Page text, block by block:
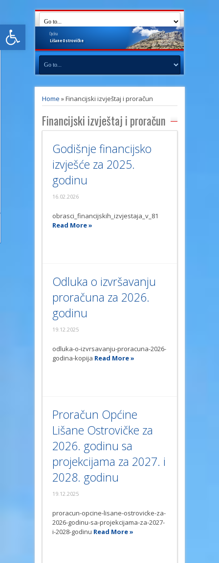
Open toolbar
LišaneOstrovičke
Općina
Home »Financijski izvještaj i proračun
Financijski izvještaj i proračun
Godišnje financijsko
izvješće za 2025.
godinu
16.02.2026
obrasci_financijskih_izvjestaja_v_81
Read More »
Odluka o izvršavanju
proračuna za 2026.
godinu
19.12.2025
odluka-o-izvrsavanju-proracuna-2026-
godina-kopija Read More »
Proračun Općine
Lišane Ostrovičke za
2026. godinu sa
projekcijama za 2027. i
2028. godinu
19.12.2025
proracun-opcine-lisane-ostrovicke-za-
2026-godinu-sa-projekcijama-za-2027-
i-2028-godinu Read More »